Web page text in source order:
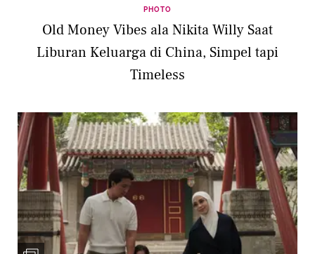
PHOTO
Old Money Vibes ala Nikita Willy Saat
Liburan Keluarga di China, Simpel tapi
Timeless